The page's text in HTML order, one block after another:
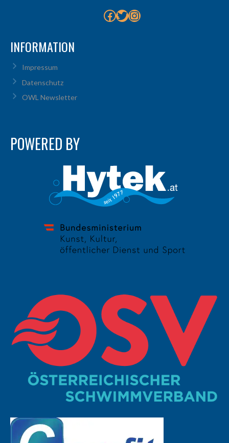
Facebook
Twitter
Instagram
INFORMATION
Impressum
Datenschutz
OWL Newsletter
POWERED BY